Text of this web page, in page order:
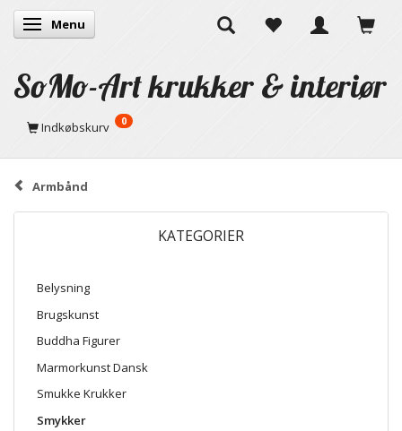
Skifte navigation
Menu
SoMo-Art krukker & interiør
Indkøbskurv 0
Armbånd
KATEGORIER
Belysning
Brugskunst
Buddha Figurer
Marmorkunst Dansk
Smukke Krukker
Smykker